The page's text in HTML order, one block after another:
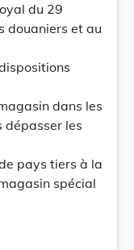
du 29
douaniers et au
dans les
dépasser les
pays tiers à la
spécial